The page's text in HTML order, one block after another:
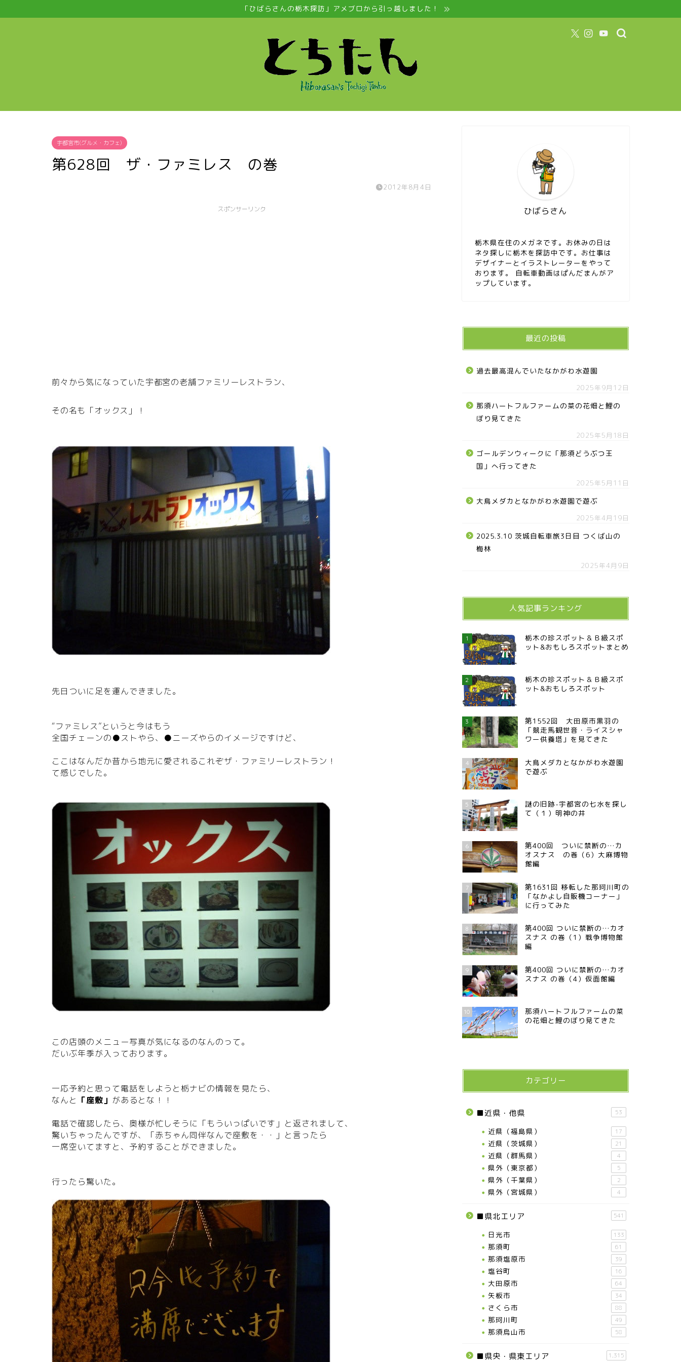
「ひばらさんの栃木探訪」アメブロから引っ越しました！
宇都宮市(グルメ・カフェ)
第628回 ザ・ファミレス の巻
2012年8月4日
スポンサーリンク
前々から気になっていた宇都宮の老舗ファミリーレストラン、
その名も「オックス」！
先日ついに足を運んできました。
“ファミレス”というと今はもう
全国チェーンの●ストやら、●ニーズやらのイメージですけど、
ここはなんだか昔から地元に愛されるこれぞザ・ファミリーレストラン！
て感じでした。
この店頭のメニュー写真が気になるのなんのって。
だいぶ年季が入っております。
一応予約と思って電話をしようと栃ナビの情報を見たら、
なんと 「座敷」 があるとな！！
電話で確認したら、奥様が忙しそうに「もういっぱいです」と返されまして、
驚いちゃったんですが、「赤ちゃん同伴なんで座敷を・・」と言ったら
一席空いてますと、予約することができました。
行ったら驚いた。
ひばらさん
栃木県在住のメガネです。お休みの日は
ネタ探しに栃木を探訪中です。お仕事は
デザイナーとイラストレーターをやって
おります。 自転車動画はぱんだまんがア
ップしています。
最近の投稿
過去最高混んでいたなかがわ水遊園
2025年9月12日
那須ハートフルファームの菜の花畑と鯉の
ぼり見てきた
2025年5月18日
ゴールデンウィークに「那須どうぶつ王
国」へ行ってきた
2025年5月11日
大鳥メダカとなかがわ水遊園で遊ぶ
2025年4月19日
2025.3.10 茨城自転車旅3日目 つくば山の
梅林
2025年4月9日
人気記事ランキング
1
栃木の珍スポット＆Ｂ級スポ
ット&おもしろスポットまとめ
2
栃木の珍スポット＆Ｂ級スポ
ット&おもしろスポット
3
第1552回 大田原市黒羽の
「競走馬観世音・ライスシャ
ワー供養塔」を見てきた
4
大鳥メダカとなかがわ水遊園
で遊ぶ
5
謎の旧跡-宇都宮の七水を探し
て（１）明神の井
6
第400回 ついに禁断の…カ
オスナス の巻（6）大麻博物
館編
7
第1631回 移転した那珂川町の
「なかよし自販機コーナー」
に行ってみた
8
第400回 ついに禁断の…カオ
スナス の巻（1）戦争博物館
編
9
第400回 ついに禁断の…カオ
スナス の巻（4）仮面館編
10
那須ハートフルファームの菜
の花畑と鯉のぼり見てきた
カテゴリー
■近県・他県 53
近県（福島県） 17
近県（茨城県） 21
近県（群馬県） 4
県外（東京都） 5
県外（千葉県） 2
県外（宮城県） 4
■県北エリア 541
日光市 133
那須町 61
那須塩原市 39
塩谷町 16
大田原市 64
矢板市 34
さくら市 88
那珂川町 49
那須烏山市 58
■県央・県東エリア 1,315